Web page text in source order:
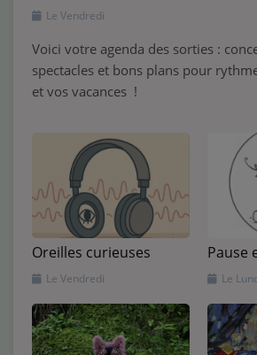
Le Vendredi
Voici votre agenda des sorties :
spectacles et bons plans pour
et vos vacances !
Oreilles curieuses
Le Vendredi
Pause
Le